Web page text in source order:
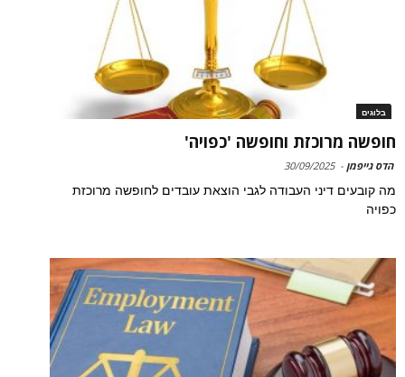
בלוגים
חופשה מרוכזת וחופשה 'כפויה'
הדס גייפמן -
30/09/2025
מה קובעים דיני העבודה לגבי הוצאת עובדים לחופשה מרוכזת
כפויה